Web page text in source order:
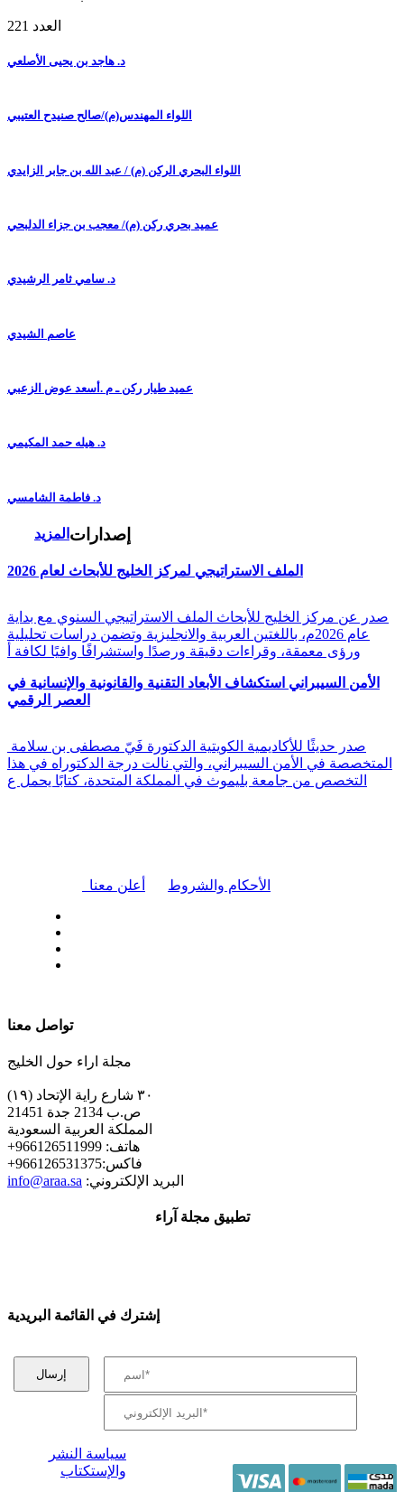
العدد 221
د. هاجد بن يحيى الأصلعي
اللواء المهندس(م)/صالح صنيدح العتيبي
اللواء البحري الركن (م) / عبد الله بن جابر الزايدي
عميد بحري ركن (م)/ معجب بن جزاء الدلبحي
د. سامي ثامر الرشيدي
عاصم الشيدي
عميد طيار ركن ـ م .أسعد عوض الزعبي
د. هيله حمد المكيمي
د. فاطمة الشامسي
المزيد إصدارات
الملف الاستراتيجي لمركز الخليج للأبحاث لعام 2026
صدر عن مركز الخليج للأبحاث الملف الاستراتيجي السنوي مع بداية
عام 2026م، باللغتين العربية والانجليزية وتضمن دراسات تحليلية
ورؤى معمقة، وقراءات دقيقة ورصدًا واستشرافًا وافيًا لكافة أ
الأمن السيبراني استكشاف الأبعاد التقنية والقانونية والإنسانية في
العصر الرقمي
المتخصصة في الأمن السيبراني، والتي نالت درجة الدكتوراه في هذا
التخصص من جامعة بليموث في المملكة المتحدة، كتابًا يحمل ع
أعلن معنا الأحكام والشروط
تواصل معنا
مجلة اراء حول الخليج
٣٠ شارع راية الإتحاد (١٩)
ص.ب 2134 جدة 21451
المملكة العربية السعودية
+هاتف: 966126511999
+فاكس:966126531375
info@araa.sa :البريد الإلكتروني
تطبيق مجلة آراء
إشترك في القائمة البريدية
سياسة النشر
والإستكتاب